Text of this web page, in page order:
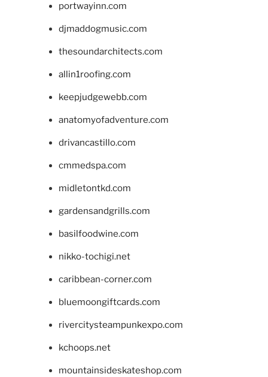
portwayinn.com
djmaddogmusic.com
thesoundarchitects.com
allin1roofing.com
keepjudgewebb.com
anatomyofadventure.com
drivancastillo.com
cmmedspa.com
midletontkd.com
gardensandgrills.com
basilfoodwine.com
nikko-tochigi.net
caribbean-corner.com
bluemoongiftcards.com
rivercitysteampunkexpo.com
kchoops.net
mountainsideskateshop.com